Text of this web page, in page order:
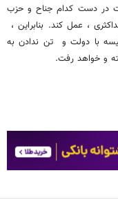
در دست کدام جناح و حزب
، عمل کند. بنابراین ،
با دولت و تن ندادن به
و خواهد رفت.